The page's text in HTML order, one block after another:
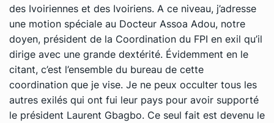
des Ivoiriennes et des Ivoiriens. A ce niveau, j’adresse
une motion spéciale au Docteur Assoa Adou, notre
doyen, président de la Coordination du FPI en exil qu’il
dirige avec une grande dextérité. Évidemment en le
citant, c’est l’ensemble du bureau de cette
coordination que je vise. Je ne peux occulter tous les
autres exilés qui ont fui leur pays pour avoir supporté
le président Laurent Gbagbo. Ce seul fait est devenu le